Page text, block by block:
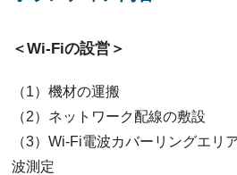
＜Wi-Fiの設営＞
（1）機材の運搬
（2）ネットワーク配線の敷設
（3）Wi-Fi電波カバーリングエリ
波測定